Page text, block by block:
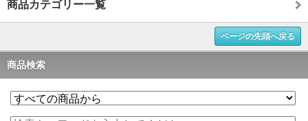
商品カテゴリー一覧
ページの先頭へ戻る
商品検索